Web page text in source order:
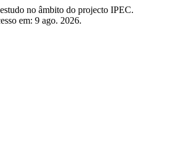
no âmbito do projecto IPEC.
em: 9 ago. 2026.